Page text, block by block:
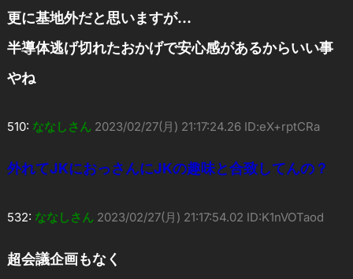
更に基地外だと思いますが…
半導体逃げ切れたおかげで安心感があるからいい事
やね
510: ななしさん 2023/02/27(月) 21:17:24.26 ID:eX+rptCRa
外れてJKにおっさんにJKの趣味と合致してんの？
532: ななしさん 2023/02/27(月) 21:17:54.02 ID:K1nVOTaod
超会議企画もなく